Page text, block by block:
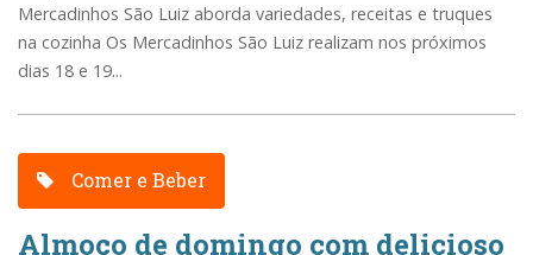
Mercadinhos São Luiz aborda variedades, receitas e truques
na cozinha Os Mercadinhos São Luiz realizam nos próximos
dias 18 e 19...
Comer e Beber
Almoço de domingo com delicioso